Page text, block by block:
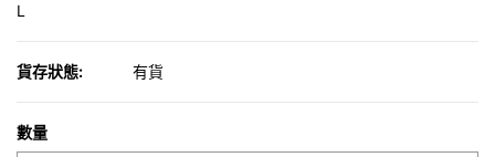
L
貨存狀態: 有貨
數量